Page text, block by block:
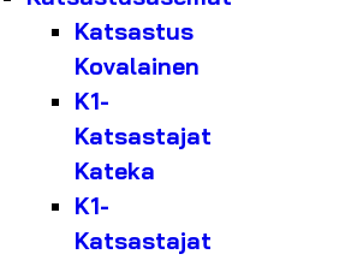
Katsastus
Kovalainen
K1-
Katsastajat
Kateka
K1-
Katsastajat